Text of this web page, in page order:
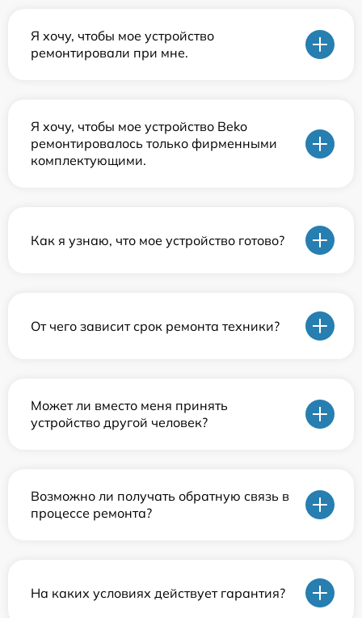
Я хочу, чтобы мое устройство
ремонтировали при мне.
Я хочу, чтобы мое устройство Beko
ремонтировалось только фирменными
комплектующими.
Как я узнаю, что мое устройство готово?
От чего зависит срок ремонта техники?
Может ли вместо меня принять
устройство другой человек?
Возможно ли получать обратную связь в
процессе ремонта?
На каких условиях действует гарантия?